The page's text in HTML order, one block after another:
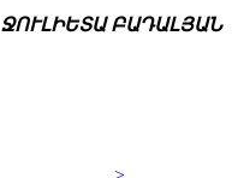
ՋՈՒԼԻԵՏԱ ԲԱԴԱԼՅԱՆ